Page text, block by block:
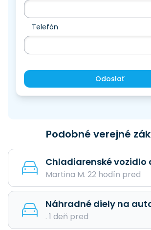
Telefón
Odoslať
Podobné verejné
Chladiarenské vozidlo
Martina M. 22 hodín pred
Náhradné diely na
. 1 deň pred